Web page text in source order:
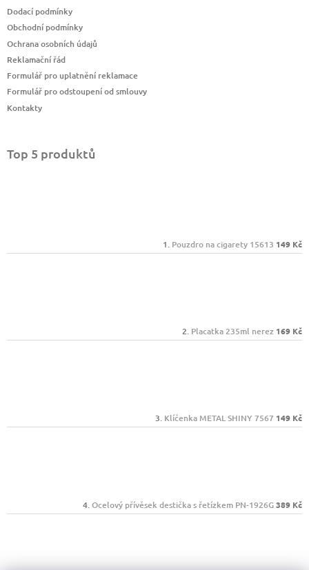
Dodací podmínky
Obchodní podmínky
Ochrana osobních údajů
Reklamační řád
Formulář pro uplatnění reklamace
Formulář pro odstoupení od smlouvy
Kontakty
Top 5 produktů
Pouzdro na cigarety 15613 149 Kč
Placatka 235ml nerez 169 Kč
Klíčenka METAL SHINY 7567 149 Kč
Ocelový přívěsek destička s řetízkem PN-1926G389 Kč